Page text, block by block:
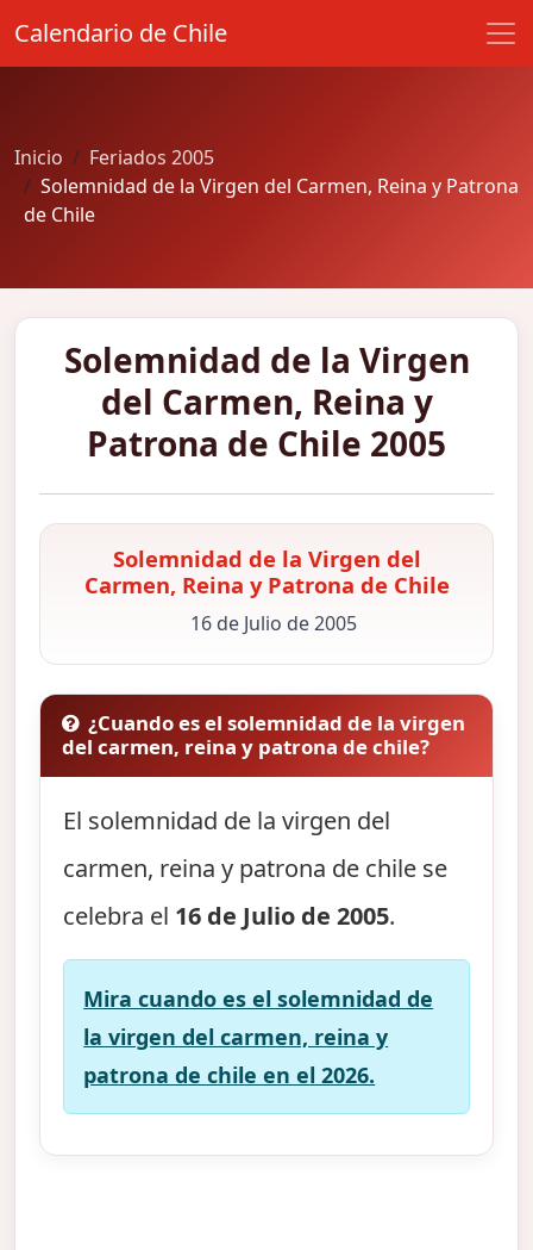
Calendario de Chile
Inicio
Feriados 2005
Solemnidad de la Virgen del Carmen, Reina y Patrona
de Chile
Solemnidad de la Virgen
del Carmen, Reina y
Patrona de Chile 2005
Solemnidad de la Virgen del
Carmen, Reina y Patrona de Chile
16 de Julio de 2005
¿Cuando es el solemnidad de la virgen
del carmen, reina y patrona de chile?
El solemnidad de la virgen del
carmen, reina y patrona de chile se
celebra el 16 de Julio de 2005.
Mira cuando es el solemnidad de
la virgen del carmen, reina y
patrona de chile en el 2026.